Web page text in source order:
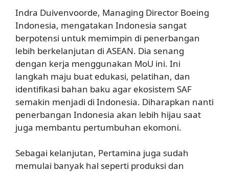
Indra Duivenvoorde, Managing Director Boeing
Indonesia, mengatakan Indonesia sangat
berpotensi untuk memimpin di penerbangan
lebih berkelanjutan di ASEAN. Dia senang
dengan kerja menggunakan MoU ini. Ini
langkah maju buat edukasi, pelatihan, dan
identifikasi bahan baku agar ekosistem SAF
semakin menjadi di Indonesia. Diharapkan nanti
penerbangan Indonesia akan lebih hijau saat
juga membantu pertumbuhan ekomoni.
Sebagai kelanjutan, Pertamina juga sudah
memulai banyak hal seperti produksi dan